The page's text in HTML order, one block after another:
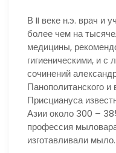
В II веке н.э. врач и
более чем на
медицины,
гигиеническими, и
сочинений
Панополитанского и
Присциануса
Азии около 300 –
профессия
изготавливали мыло.